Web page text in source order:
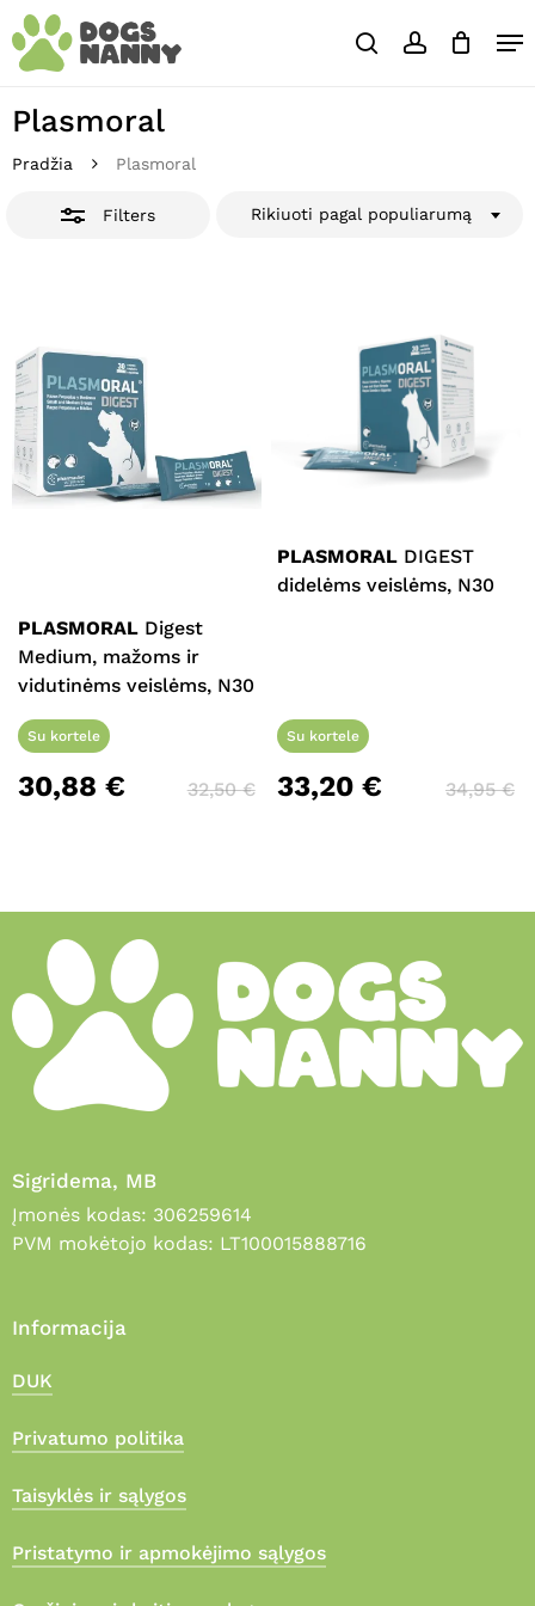
Skip
to
main
searchaccount
Krepšelis
Cart
Plasmoral
Pradžia Plasmoral
Filters Rikiuoti pagal populiarumą
Close
PLASMORAL Digest
Medium, mažoms ir
vidutinėms veislėms, N30
Su kortele
30,88 € 32,50€
PLASMORAL DIGEST
didelėms veislėms, N30
Su kortele
33,20€ 34,95€
Sigridema, MB
Įmonės kodas: 306259614
PVM mokėtojo kodas: LT100015888716
Informacija
DUK
Privatumo politika
Taisyklės ir sąlygos
Pristatymo ir apmokėjimo sąlygos